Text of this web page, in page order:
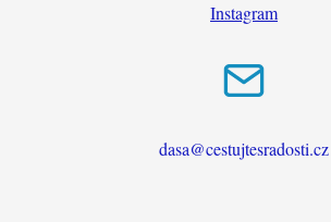
Instagram
dasa@cestujtesradosti.cz